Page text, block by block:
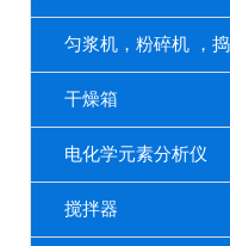
干燥箱
电化学元素分析仪
搅拌器